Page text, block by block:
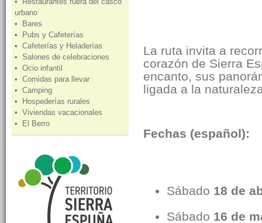
urbano
• Bares
• Pubs y Cafeterías
• Cafeterías y Heladerías
• Salones de celebraciones
• Ocio infantil
• Comidas para llevar
• Camping
• Hospederías rurales
• Viviendas vacacionales
• El Berro
La ruta invita a
corazón de Sierra
encanto, sus
ligada a la
Fechas (español):
Sábado 18 de
Sábado 16 de